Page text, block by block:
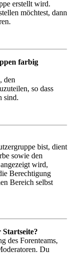
erstellt wird.
möchtest, dann
farbig
den
so dass
sind.
bist, dient
sowie den
wird,
Berechtigung
Bereich selbst
des Forenteams,
Du